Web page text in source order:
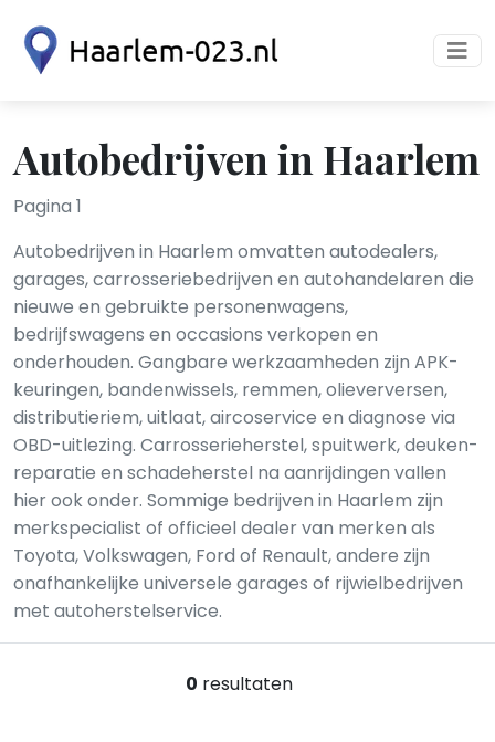
Autobedrijven in Haarlem
Pagina 1
Autobedrijven in Haarlem omvatten autodealers,
garages, carrosseriebedrijven en autohandelaren die
nieuwe en gebruikte personenwagens,
bedrijfswagens en occasions verkopen en
onderhouden. Gangbare werkzaamheden zijn APK-
keuringen, banden­wissels, remmen, olie­verversen,
distributieriem, uitlaat, airco­service en diagnose via
OBD-uitlezing. Carrosserieherstel, spuitwerk, deuken­
reparatie en schadeherstel na aanrijdingen vallen
hier ook onder. Sommige bedrijven in Haarlem zijn
merkspecialist of officieel dealer van merken als
Toyota, Volkswagen, Ford of Renault, andere zijn
onafhankelijke universele garages of rijwielbedrijven
met autoherstelservice.
0 resultaten